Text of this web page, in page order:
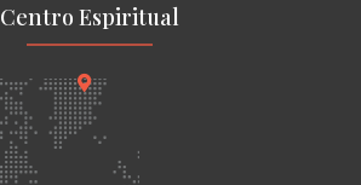
Centro Espiritual